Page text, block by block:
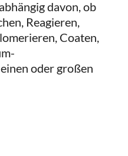
davon, ob
Reagieren,
Coaten,
oder großen